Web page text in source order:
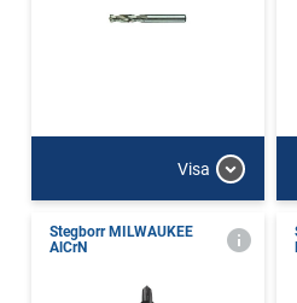
Visa
Stegborr MILWAUKEE
AlCrN